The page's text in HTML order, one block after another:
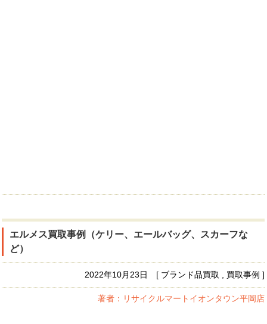
エルメス買取事例（ケリー、エールバッグ、スカーフな
ど）
2022年10月23日 [ ブランド品買取 , 買取事例 ]
著者：リサイクルマートイオンタウン平岡店